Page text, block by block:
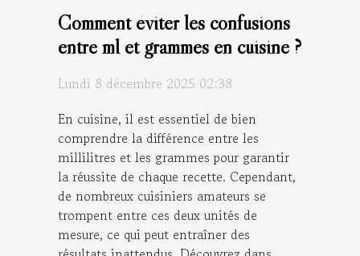
Comment éviter les confusions
entre ml et grammes en cuisine ?
Lundi 8 décembre 2025 02:38
En cuisine, il est essentiel de bien
comprendre la différence entre les
millilitres et les grammes pour garantir
la réussite de chaque recette. Cependant,
de nombreux cuisiniers amateurs se
trompent entre ces deux unités de
mesure, ce qui peut entraîner des